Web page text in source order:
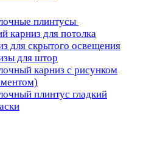
плинтусы
карниз для потолка
для скрытого освещения
для штор
карниз с рисунком
плинтус гладкий